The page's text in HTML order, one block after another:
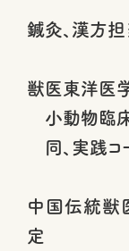
鍼灸、漢方
獣医東洋
小動物臨
同、実践コ
中国伝統獣
定